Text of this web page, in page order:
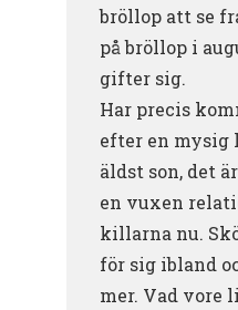
bröllop att se
på bröllop i
gifter sig.
Har precis
efter en mysig
äldst son, det
en vuxen
killarna nu.
för sig ibland
mer. Vad vore